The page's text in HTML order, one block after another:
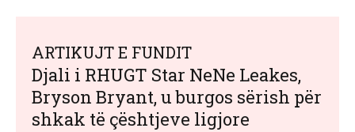
ARTIKUJT E FUNDIT
Djali i RHUGT Star NeNe Leakes,
Bryson Bryant, u burgos sërish për
shkak të çështjeve ligjore